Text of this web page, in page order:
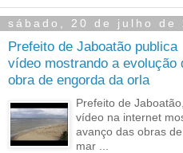
sábado, 20 de julho de
Prefeito de Jaboatão publica
vídeo mostrando a evolução
obra de engorda da orla
Prefeito de
vídeo na internet
avanço das obras
mar ...